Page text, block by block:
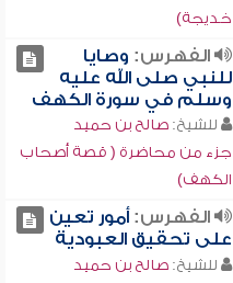
خديجة)
الفهرس: وصايا
للنبي صلى الله عليه
وسلم في سورة الكهف
للشيخ:صالح بن حميد
جزء من محاضرة ( قصة أصحاب
الكهف)
الفهرس:أمور تعين
على تحقيق العبودية
للشيخ:صالح بن حميد